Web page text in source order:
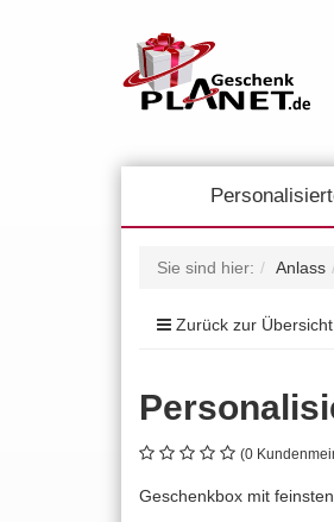
Sie sind hier: Anlass
Zurück zur Übersicht
(0
Geschenkbox mit